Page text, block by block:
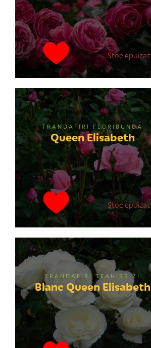
Stoc epuizat
TRANDAFIRI FLORIBUNDA
Queen Elisabeth
Stoc epuizat
TRANDAFIRI TEAHIBRIZI
Blanc Queen Elisabeth